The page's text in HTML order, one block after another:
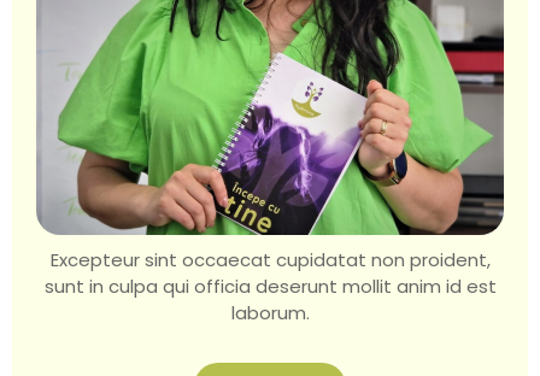
Excepteur sint occaecat cupidatat non proident,
sunt in culpa qui officia deserunt mollit anim id est
laborum.